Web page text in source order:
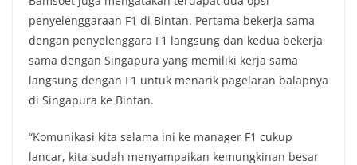
penyelenggaraan F1 di Bintan. Pertama bekerja sama
dengan penyelenggara F1 langsung dan kedua bekerja
sama dengan Singapura yang memiliki kerja sama
langsung dengan F1 untuk menarik pagelaran balapnya
di Singapura ke Bintan.
“Komunikasi kita selama ini ke manager F1 cukup
lancar, kita sudah menyampaikan kemungkinan besar